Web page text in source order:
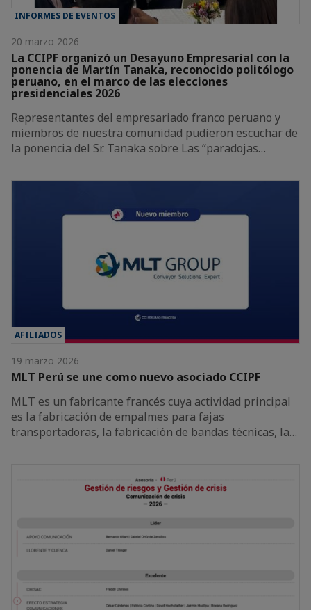
INFORMES DE EVENTOS
20 marzo 2026
La CCIPF organizó un Desayuno Empresarial con la
ponencia de Martín Tanaka, reconocido politólogo
peruano, en el marco de las elecciones
presidenciales 2026
Representantes del empresariado franco peruano y
miembros de nuestra comunidad pudieron escuchar de
la ponencia del Sr. Tanaka sobre Las “paradojas…
AFILIADOS
19 marzo 2026
MLT Perú se une como nuevo asociado CCIPF
MLT es un fabricante francés cuya actividad principal
es la fabricación de empalmes para fajas
transportadoras, la fabricación de bandas técnicas, la…